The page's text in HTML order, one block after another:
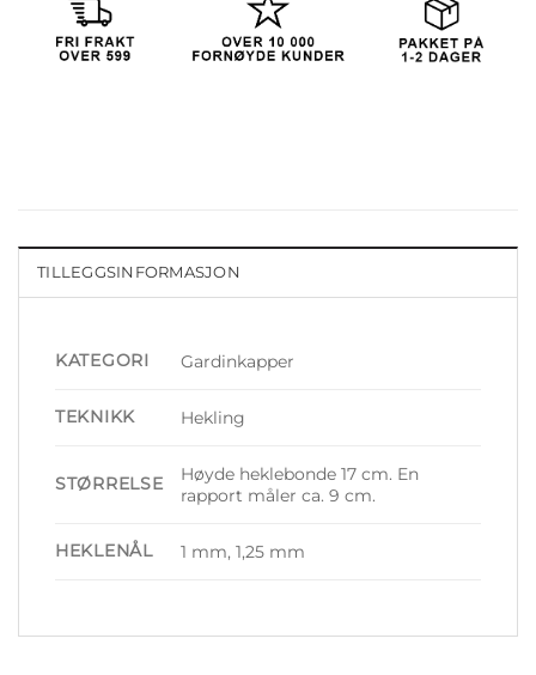
TILLEGGSINFORMASJON
KATEGORI Gardinkapper
TEKNIKK Hekling
STØRRELSE
Høyde heklebonde 17 cm. En
rapport måler ca. 9 cm.
HEKLENÅL 1 mm, 1,25 mm